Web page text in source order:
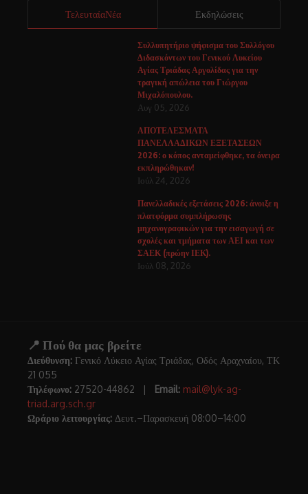
ΤελευταίαΝέα Εκδηλώσεις
Συλλυπητήριο ψήφισμα του Συλλόγου
Διδασκόντων του Γενικού Λυκείου
Αγίας Τριάδας Αργολίδας για την
τραγική απώλεια του Γιώργου
Μιχαλόπουλου.
Αυγ 05, 2026
ΑΠΟΤΕΛΕΣΜΑΤΑ
ΠΑΝΕΛΛΑΔΙΚΩΝ ΕΞΕΤΑΣΕΩΝ
2026: ο κόπος ανταμείφθηκε, τα όνειρα
εκπληρώθηκαν!
Ιούλ 24, 2026
Πανελλαδικές εξετάσεις 2026: άνοιξε η
πλατφόρμα συμπλήρωσης
μηχανογραφικών για την εισαγωγή σε
σχολές και τμήματα των ΑΕΙ και των
ΣΑΕΚ (πρώην ΙΕΚ).
Ιούλ 08, 2026
📍 Πού θα μας βρείτε
Διεύθυνση: Γενικό Λύκειο Αγίας Τριάδας, Οδός Αραχναίου, ΤΚ
21 055
Τηλέφωνο: 27520-44862 | Email: mail@lyk-ag-
triad.arg.sch.gr
Ωράριο λειτουργίας: Δευτ.–Παρασκευή 08:00–14:00